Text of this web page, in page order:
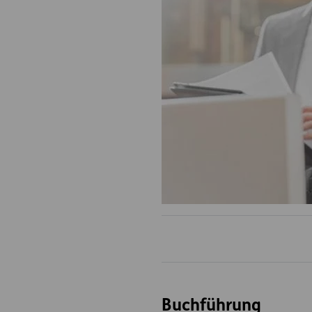
Buchführung